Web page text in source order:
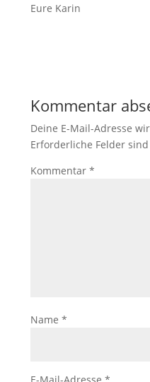
Eure Karin
Kommentar
Deine E-Mail-Adresse
Erforderliche Felder
Kommentar *
Name *